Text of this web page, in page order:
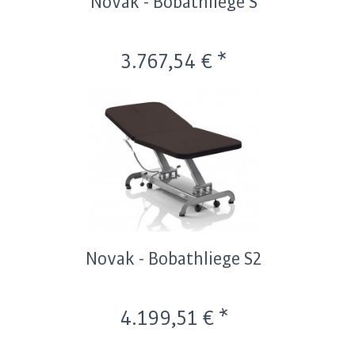
3.767,54 € *
Novak - Bobathliege S2
4.199,51 € *